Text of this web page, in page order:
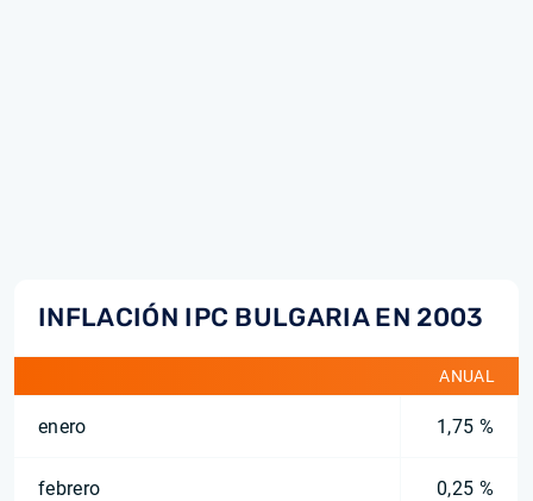
INFLACIÓN IPC BULGARIA EN 2003
ANUAL
enero 1,75 %
febrero 0,25 %